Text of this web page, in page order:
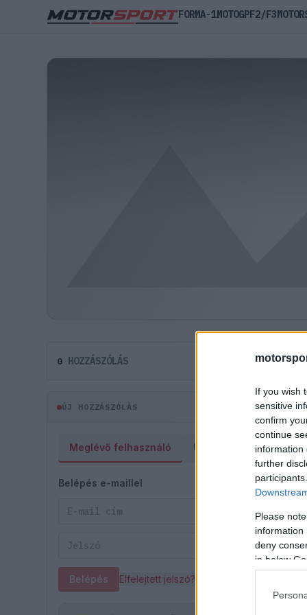
If you wish
sensitive
confirm
continue
information
further
Please
information
deny
in below
0 HOZZÁSZÓLÁS
ÚJ HOZZÁSZÓLÁS
Meglévő felhasználó Új felhasználó
Belépés e-maillel
Belépés Elfelejtett jelszó?
FORMA-1MOTOGPF2/F3